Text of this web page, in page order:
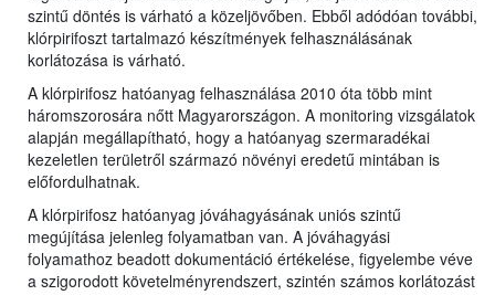
szintű döntés is várható a közeljövőben. Ebből adódóan további,
klórpirifoszt tartalmazó készítmények felhasználásának
korlátozása is várható.
A klórpirifosz hatóanyag felhasználása 2010 óta több mint
háromszorosára nőtt Magyarországon. A monitoring vizsgálatok
alapján megállapítható, hogy a hatóanyag szermaradékai
kezeletlen területről származó növényi eredetű mintában is
előfordulhatnak.
A klórpirifosz hatóanyag jóváhagyásának uniós szintű
megújítása jelenleg folyamatban van. A jóváhagyási
folyamathoz beadott dokumentáció értékelése, figyelembe véve
a szigorodott követelményrendszert, szintén számos korlátozást